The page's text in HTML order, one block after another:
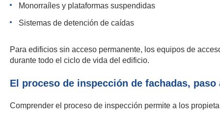
Monorraíles y plataformas suspendidas
Sistemas de detención de caídas
Para edificios sin acceso permanente, los equipos de
durante todo el ciclo de vida del edificio.
El proceso de inspección de fachadas, paso
Comprender el proceso de inspección permite a los